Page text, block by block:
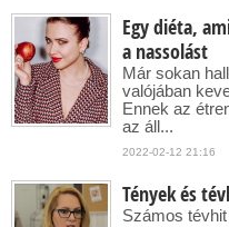
Egy diéta,
a nassolást
Már sokan
valójában
Ennek az
az áll...
2022-02-12 21:16
Tények és
Számos